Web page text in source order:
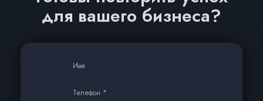
для вашего бизнеса?
Имя
Телефон *